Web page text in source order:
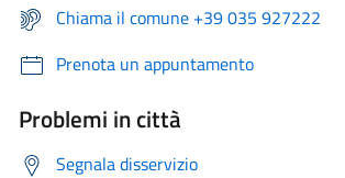
Chiama il comune +39 035 927222
Prenota un appuntamento
Problemi in città
Segnala disservizio